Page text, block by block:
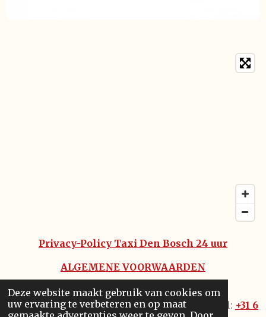
Deze website maakt gebruik van cookies om
uw ervaring te verbeteren en op maat
Privacy-Policy Taxi Den Bosch 24 uur
ALGEMENE VOORWAARDEN
DISCLAIMER
© 2005 - 2021®️Taxi Den Bosch 24uur - Tel: +31 6